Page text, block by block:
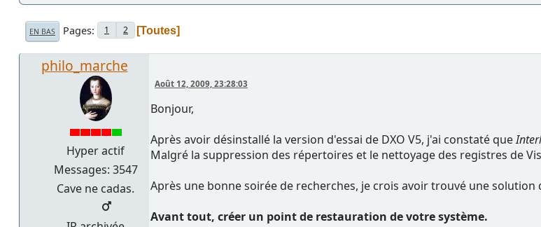
EN BAS Pages 1 2 Toutes
philo_marche
Hyper actif
Messages: 3547
Cave ne cadas.
Août 12, 2009, 23:28:03
Bonjour,
Après avoir désinstallé la version d'essai de DXO V5, j'ai constaté que
Malgré la suppression des répertoires et le nettoyage des registres de
Après une bonne soirée de recherches, je crois avoir trouvé une
Avant tout, créer un point de restauration de votre système.